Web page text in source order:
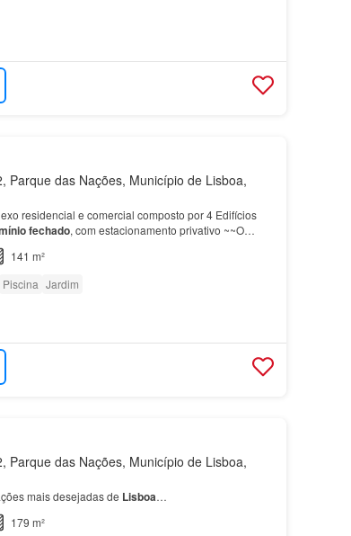
Parque das Nações, Município de Lisboa,
residencial e comercial composto por 4 Edifícios
fechado, com estacionamento privativo ~~O
tem 13 pisos num total de…
141 m²
Piscina Jardim
Parque das Nações, Município de Lisboa,
mais desejadas de Lisboa…
179 m²